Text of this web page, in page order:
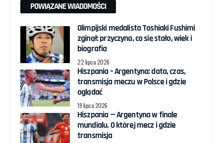
POWIĄZANE WIADOMOŚCI
Olimpijski medalista Toshiaki Fushimi
zginął: przyczyna, co się stało, wiek i
biografia
22 lipca 2026
Hiszpania – Argentyna: data, czas,
transmisja meczu w Polsce i gdzie
oglądać
19 lipca 2026
Hiszpania — Argentyna w finale
mundialu. O której mecz i gdzie
transmisja